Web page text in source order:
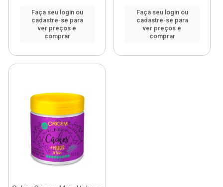
Faça seu login ou
cadastre-se para
ver preços e
comprar
Faça seu login ou
cadastre-se para
ver preços e
comprar